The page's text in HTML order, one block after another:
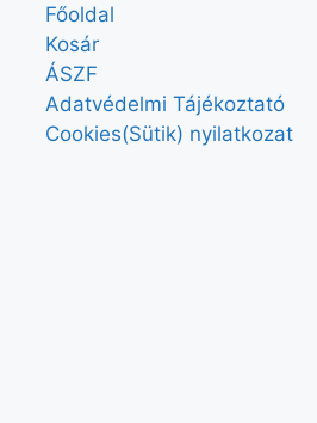
Főoldal
Kosár
ÁSZF
Adatvédelmi Tájékoztató
Cookies(Sütik) nyilatkozat